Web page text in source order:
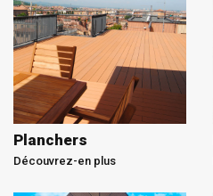
Planchers
Découvrez-en plus